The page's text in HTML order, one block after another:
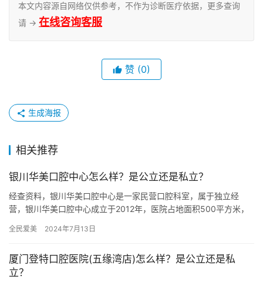
本文内容源自网络仅供参考，不作为诊断医疗依据，更多查询
请 → 在线咨询客服
赞 (0)
生成海报
相关推荐
银川华美口腔中心怎么样？是公立还是私立？
经查资料，银川华美口腔中心是一家民营口腔科室，属于独立经
营，银川华美口腔中心成立于2012年，医院占地面积500平方米，
牙…
全民爱美 2024年7月13日
厦门登特口腔医院(五缘湾店)怎么样？是公立还是私
立？